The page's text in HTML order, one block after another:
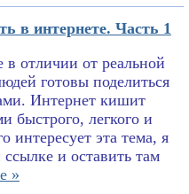
в интернете. Часть 1
в отличии от реальной
готовы поделиться
Интернет кишит
быстрого, легкого и
интересует эта тема, я
и оставить там
»